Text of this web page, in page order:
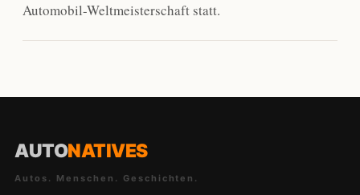
Automobil-Weltmeisterschaft statt.
AUTONATIVES
Autos. Menschen. Geschichten.